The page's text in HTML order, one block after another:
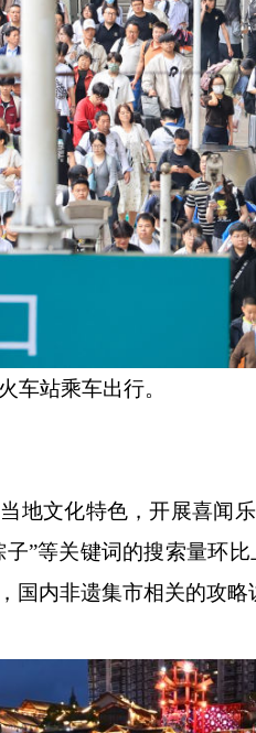
站乘车出行。
文化特色，开展喜闻乐
子”等关键词的搜索量环
国内非遗集市相关的攻略